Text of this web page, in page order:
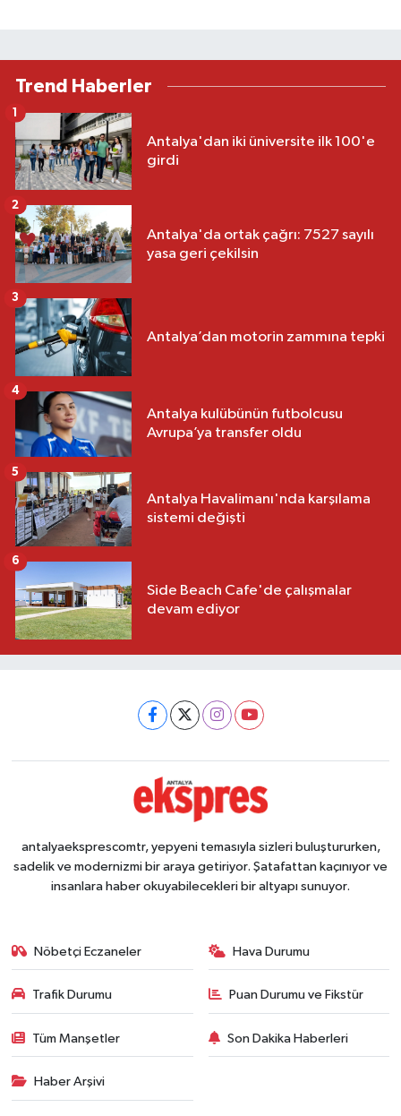
Trend Haberler
Antalya'dan iki üniversite ilk 100'e
girdi
1
Antalya'da ortak çağrı: 7527 sayılı
yasa geri çekilsin
2
Antalya’dan motorin zammına tepki
3
Antalya kulübünün futbolcusu
Avrupa’ya transfer oldu
4
Antalya Havalimanı'nda karşılama
sistemi değişti
5
Side Beach Cafe'de çalışmalar
devam ediyor
6
antalyaeksprescomtr, yepyeni temasıyla sizleri buluştururken,
sadelik ve modernizmi bir araya getiriyor. Şatafattan kaçınıyor ve
insanlara haber okuyabilecekleri bir altyapı sunuyor.
Nöbetçi Eczaneler Hava Durumu
Trafik Durumu Puan Durumu ve Fikstür
Tüm Manşetler Son Dakika Haberleri
Haber Arşivi